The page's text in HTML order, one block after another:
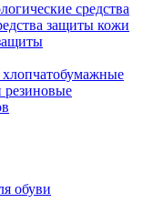
средства
защиты кожи
резиновые
обуви